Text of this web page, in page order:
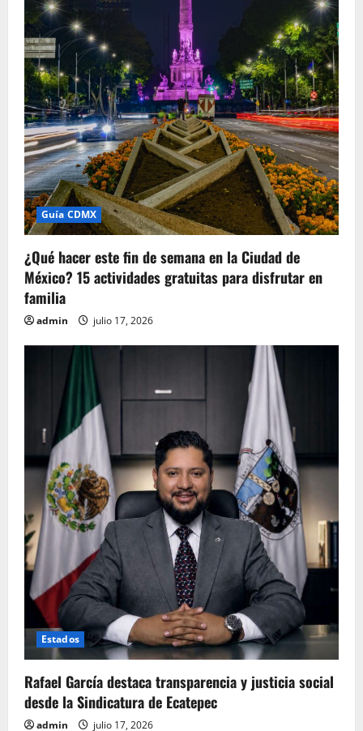
Guía CDMX
¿Qué hacer este fin de semana en la Ciudad de
México? 15 actividades gratuitas para disfrutar en
familia
admin julio 17, 2026
Estados
Rafael García destaca transparencia y justicia social
desde la Sindicatura de Ecatepec
admin julio 17, 2026